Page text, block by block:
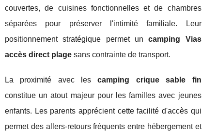
couvertes, de cuisines fonctionnelles et de chambres
séparées pour préserver l'intimité familiale. Leur
positionnement stratégique permet uncamping Vias
accès direct plage sans contrainte de transport.
La proximité avec lescamping crique sable fin
constitue un atout majeur pour les familles avec jeunes
enfants. Les parents apprécient cette facilité d'accès qui
permet des allers-retours fréquents entre hébergement et